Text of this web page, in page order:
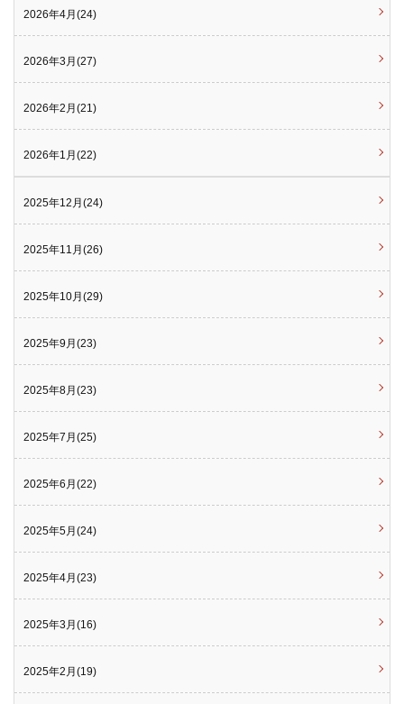
2026年4月(24)
2026年3月(27)
2026年2月(21)
2026年1月(22)
2025年12月(24)
2025年11月(26)
2025年10月(29)
2025年9月(23)
2025年8月(23)
2025年7月(25)
2025年6月(22)
2025年5月(24)
2025年4月(23)
2025年3月(16)
2025年2月(19)